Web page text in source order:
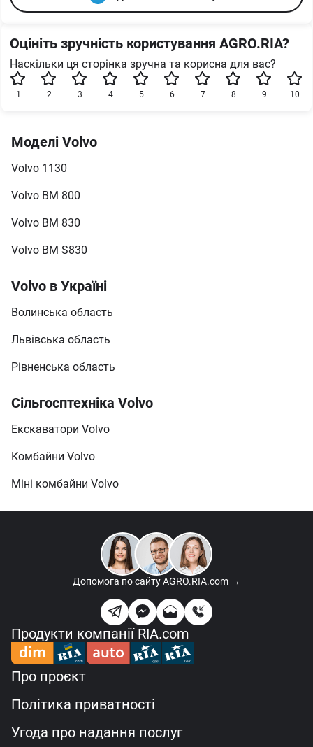
Оцініть зручність користування AGRO.RIA?
Наскільки ця сторінка зручна та корисна для вас?
10
9
8
7
6
5
4
3
2
1
Моделі Volvo
Volvo 1130
Volvo BM 800
Volvo BM 830
Volvo BM S830
Volvo в Україні
Волинська область
Львівська область
Рівненська область
Сільгосптехніка Volvo
Екскаватори Volvo
Комбайни Volvo
Міні комбайни Volvo
Допомога по сайтуAGRO.RIA.com →
Продукти компанії RIA.com
Про проєкт
Політика приватності
Угода про надання послуг